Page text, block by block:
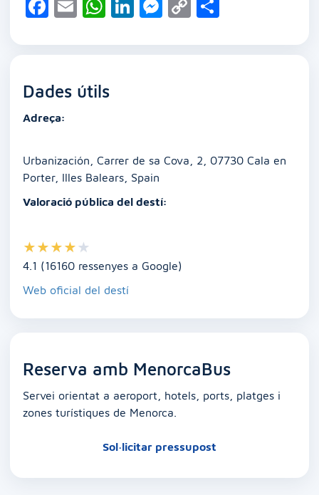
F
c
b
o
k
E
ai
W
at
A
Li
k
M
ss
C
p m
Dades útils
Adreça:
Urbanización, Carrer de sa Cova, 2, 07730 Cala en
Porter, Illes Balears, Spain
Valoració pública del destí:
★★★★ ★
4.1 (16160 ressenyes a Google)
Web oficial del destí
Reserva amb MenorcaBus
Servei orientat a aeroport, hotels, ports, platges i
zones turístiques de Menorca.
Sol·licitar pressupost